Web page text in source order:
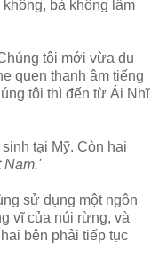
bà không lầm
tôi mới vừa du
quen thanh âm tiếng
tôi thì đến từ Ái Nhĩ
tại Mỹ. Còn hai
Nam.'
sử dụng một ngôn
vĩ của núi rừng, và
bên phải tiếp tục